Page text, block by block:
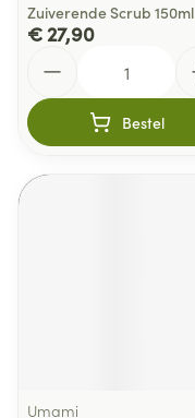
Zuiverende Scrub 150ml
€ 27,90
Bestel
Umami